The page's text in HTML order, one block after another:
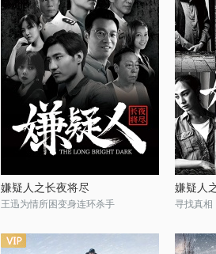
嫌疑人之长夜将尽
王迅为情所困变身连环杀手
嫌疑人
寻找真相